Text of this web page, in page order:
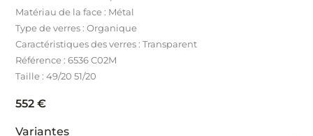
Matériau de la face : Métal
Type de verres : Organique
Caractéristiques des verres : Transparent
Référence : 6536 C02M
Taille : 49/20 51/20
552€
Variantes